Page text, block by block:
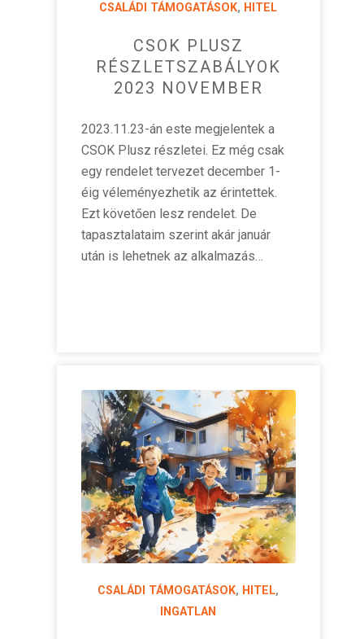
CSALÁDI TÁMOGATÁSOK, HITEL
CSOK PLUSZ
RÉSZLETSZABÁLYOK
2023 NOVEMBER
2023.11.23-án este megjelentek a
CSOK Plusz részletei. Ez még csak
egy rendelet tervezet december 1-
éig véleményezhetik az érintettek.
Ezt követően lesz rendelet. De
tapasztalataim szerint akár január
után is lehetnek az alkalmazás…
CSALÁDI TÁMOGATÁSOK, HITEL,
INGATLAN